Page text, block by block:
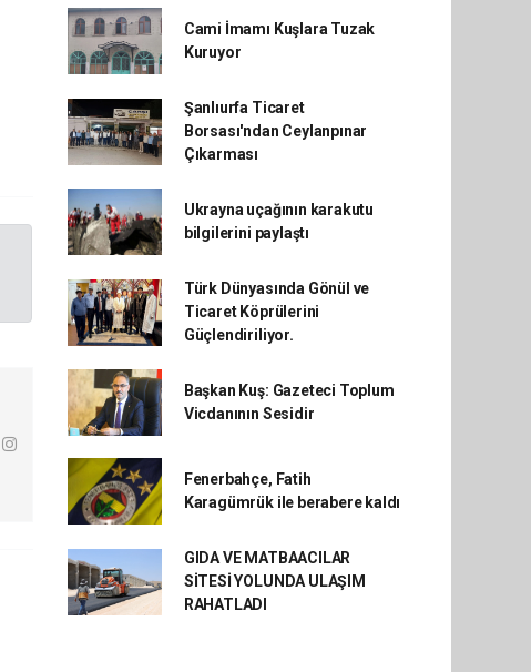
Cami İmamı Kuşlara Tuzak
Kuruyor
Şanlıurfa Ticaret
Borsası'ndan Ceylanpınar
Çıkarması
Ukrayna uçağının karakutu
bilgilerini paylaştı
Türk Dünyasında Gönül ve
Ticaret Köprülerini
Güçlendiriliyor.
Başkan Kuş: Gazeteci Toplum
Vicdanının Sesidir
Fenerbahçe, Fatih
Karagümrük ile berabere kaldı
GIDA VE MATBAACILAR
SİTESİ YOLUNDA ULAŞIM
RAHATLADI